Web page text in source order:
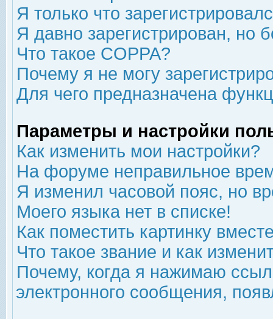
Я только что
Я давно зарегистрирован, но
Что такое COPPA?
Почему я не могу
Для чего предназначена
Параметры и настройки
Как изменить мои настройки?
На форуме неправильное
Я изменил часовой пояс, но
Моего языка нет в списке!
Как поместить картинку
Что такое звание и как
Почему, когда я нажимаю
электронного сообщения,